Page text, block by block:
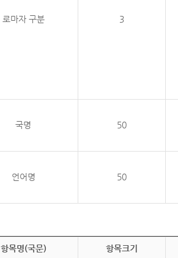
로마자 구분 3
국명 50
언어명 50
항목명(국문) 항목크기